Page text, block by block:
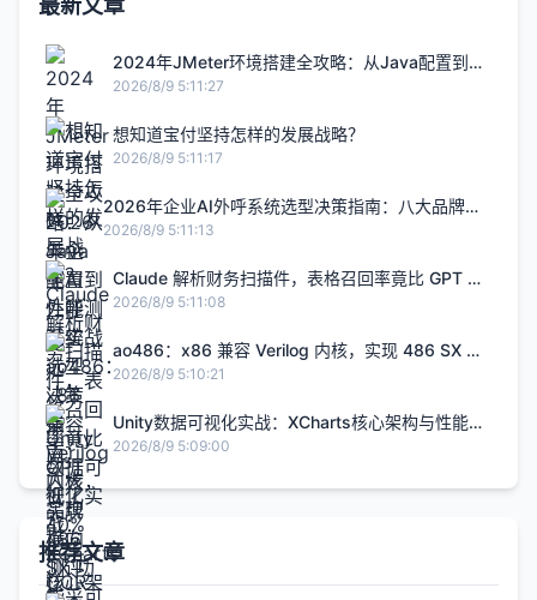
最新文章
2024年JMeter环境搭建全攻略：从Java配置到性
能测试实战
2026/8/9 5:11:27
想知道宝付坚持怎样的发展战略？
2026/8/9 5:11:17
2026年企业AI外呼系统选型决策指南：八大品牌横
向测评与采购评估框架
2026/8/9 5:11:13
Claude 解析财务扫描件，表格召回率竟比 GPT 低
了 40%——OCR 流水线的 3 层校验陷阱
2026/8/9 5:11:08
ao486：x86 兼容 Verilog 内核，实现 486 SX 功
能，可运行多款软件！
2026/8/9 5:10:21
Unity数据可视化实战：XCharts核心架构与性能优
化指南
2026/8/9 5:09:00
推荐文章